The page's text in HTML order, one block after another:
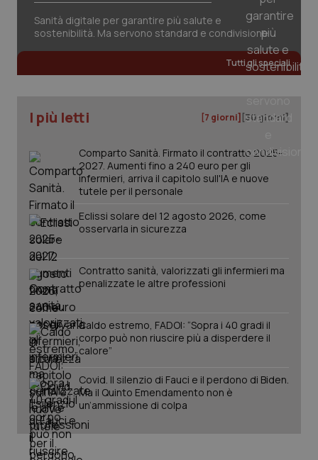
Sanità digitale per garantire più salute e
sostenibilità. Ma servono standard e condivisione
Tutti gli speciali
I più letti [7 giorni] [30 giorni]
Comparto Sanità. Firmato il contratto 2025-
2027. Aumenti fino a 240 euro per gli
infermieri, arriva il capitolo sull'IA e nuove
tutele per il personale
Eclissi solare del 12 agosto 2026, come
osservarla in sicurezza
Contratto sanità, valorizzati gli infermieri ma
penalizzate le altre professioni
Caldo estremo, FADOI: “Sopra i 40 gradi il
corpo può non riuscire più a disperdere il
calore”
Covid. Il silenzio di Fauci e il perdono di Biden.
Ma il Quinto Emendamento non è
un’ammissione di colpa
tracking-sites-ironfish-
session-id
www.quotidianosanita.it